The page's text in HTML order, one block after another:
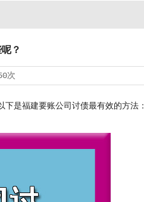
？
次
是福建要账公司讨债最有效的方法：